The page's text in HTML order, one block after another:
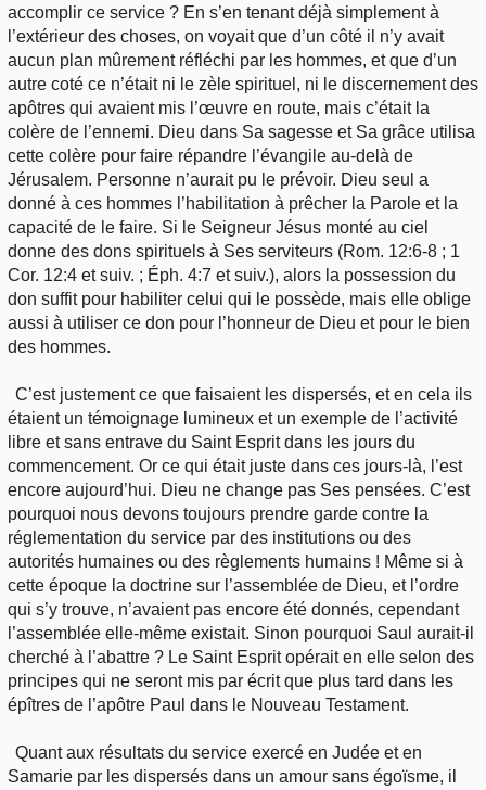
accomplir ce service ? En s’en tenant déjà simplement à
l’extérieur des choses, on voyait que d’un côté il n’y avait
aucun plan mûrement réfléchi par les hommes, et que d’un
autre coté ce n’était ni le zèle spirituel, ni le discernement des
apôtres qui avaient mis l’œuvre en route, mais c’était la
colère de l’ennemi. Dieu dans Sa sagesse et Sa grâce utilisa
cette colère pour faire répandre l’évangile au-delà de
Jérusalem. Personne n’aurait pu le prévoir. Dieu seul a
donné à ces hommes l’habilitation à prêcher la Parole et la
capacité de le faire. Si le Seigneur Jésus monté au ciel
donne des dons spirituels à Ses serviteurs (Rom. 12:6-8 ; 1
Cor. 12:4 et suiv. ; Éph. 4:7 et suiv.), alors la possession du
don suffit pour habiliter celui qui le possède, mais elle oblige
aussi à utiliser ce don pour l’honneur de Dieu et pour le bien
des hommes.
C’est justement ce que faisaient les dispersés, et en cela ils
étaient un témoignage lumineux et un exemple de l’activité
libre et sans entrave du Saint Esprit dans les jours du
commencement. Or ce qui était juste dans ces jours-là, l’est
encore aujourd’hui. Dieu ne change pas Ses pensées. C’est
pourquoi nous devons toujours prendre garde contre la
réglementation du service par des institutions ou des
autorités humaines ou des règlements humains ! Même si à
cette époque la doctrine sur l’assemblée de Dieu, et l’ordre
qui s’y trouve, n’avaient pas encore été donnés, cependant
l’assemblée elle-même existait. Sinon pourquoi Saul aurait-il
cherché à l’abattre ? Le Saint Esprit opérait en elle selon des
principes qui ne seront mis par écrit que plus tard dans les
épîtres de l’apôtre Paul dans le Nouveau Testament.
Quant aux résultats du service exercé en Judée et en
Samarie par les dispersés dans un amour sans égoïsme, il